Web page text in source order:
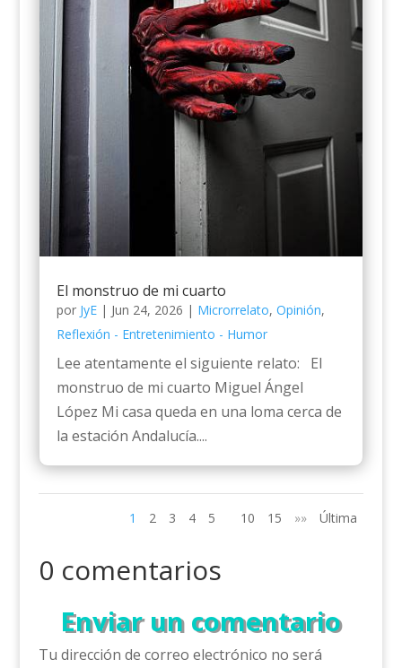
El monstruo de mi cuarto
por JyE| Jun 24, 2026 | Microrrelato, Opinión,
Reflexión - Entretenimiento - Humor
Lee atentamente el siguiente relato: El
monstruo de mi cuarto Miguel Ángel
López Mi casa queda en una loma cerca de
la estación Andalucía....
1 2 3 4 5 10 15 »» Última
0 comentarios
Enviar un comentario
Tu dirección de correo electrónico no será